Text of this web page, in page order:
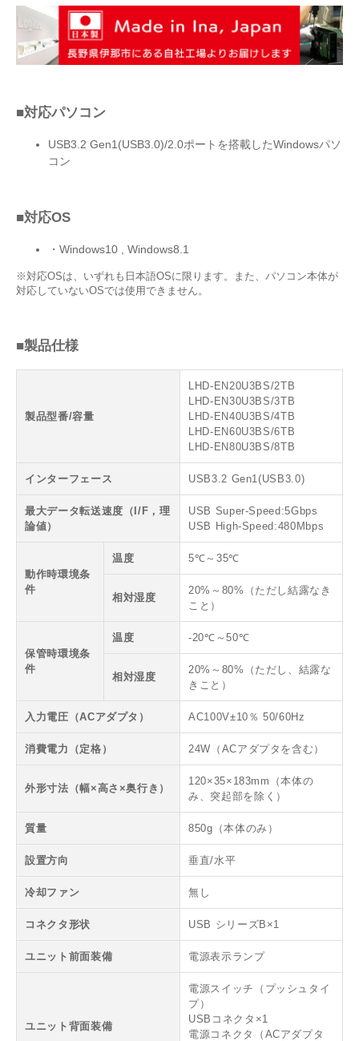
■対応パソコン
USB3.2 Gen1(USB3.0)/2.0ポートを搭載したWindowsパソ
コン
■対応OS
・Windows10 , Windows8.1
※対応OSは、いずれも日本語OSに限ります。また、パソコン本体が
対応していないOSでは使用できません。
■製品仕様
製品型番/容量
LHD-EN20U3BS/2TB
LHD-EN30U3BS/3TB
LHD-EN40U3BS/4TB
LHD-EN60U3BS/6TB
LHD-EN80U3BS/8TB
インターフェース USB3.2 Gen1(USB3.0)
最大データ転送速度（I/F，理
論値）
USB Super-Speed:5Gbps
USB High-Speed:480Mbps
動作時環境条
件
温度 5℃～35℃
相対湿度
20%～80%（ただし結露なき
こと）
保管時環境条
件
温度 -20℃～50℃
相対湿度
20%～80%（ただし、結露な
きこと）
入力電圧（ACアダプタ） AC100V±10％ 50/60Hz
消費電力（定格） 24W（ACアダプタを含む）
外形寸法（幅×高さ×奥行き）
120×35×183mm（本体の
み、突起部を除く）
質量 850g（本体のみ）
設置方向 垂直/水平
冷却ファン 無し
コネクタ形状 USB シリーズB×1
ユニット前面装備 電源表示ランプ
ユニット背面装備
電源スイッチ（プッシュタイ
プ）
USBコネクタ×1
電源コネクタ（ACアダプタ